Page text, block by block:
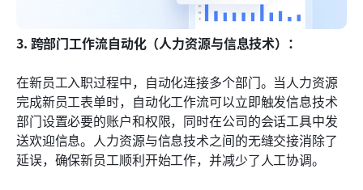
3. 跨部门工作流自动化（人力资源与信息技术）：
在新员工入职过程中，自动化连接多个部门。当人力资源
完成新员工表单时，自动化工作流可以立即触发信息技术
部门设置必要的账户和权限，同时在公司的会话工具中发
送欢迎信息。人力资源与信息技术之间的无缝交接消除了
延误，确保新员工顺利开始工作，并减少了人工协调。